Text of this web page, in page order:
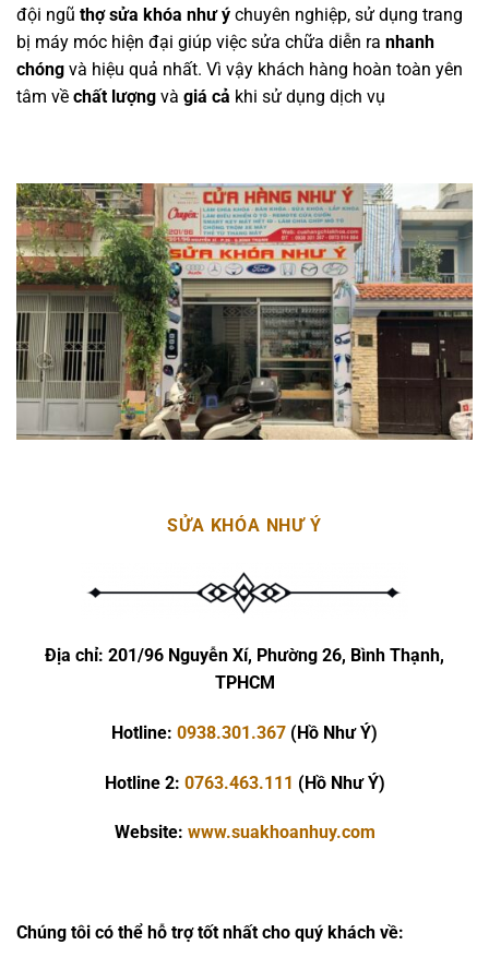
đội ngũ thợ sửa khóa như ý chuyên nghiệp, sử dụng trang
bị máy móc hiện đại giúp việc sửa chữa diễn ra nhanh
chóng và hiệu quả nhất. Vì vậy khách hàng hoàn toàn yên
tâm về chất lượng và giá cả khi sử dụng dịch vụ
SỬA KHÓA NHƯ Ý
Địa chỉ: 201/96 Nguyễn Xí, Phường 26, Bình Thạnh,
TPHCM
Hotline: 0938.301.367 (Hồ Như Ý)
Hotline 2: 0763.463.111 (Hồ Như Ý)
Website: www.suakhoanhuy.com
Chúng tôi có thể hỗ trợ tốt nhất cho quý khách về: